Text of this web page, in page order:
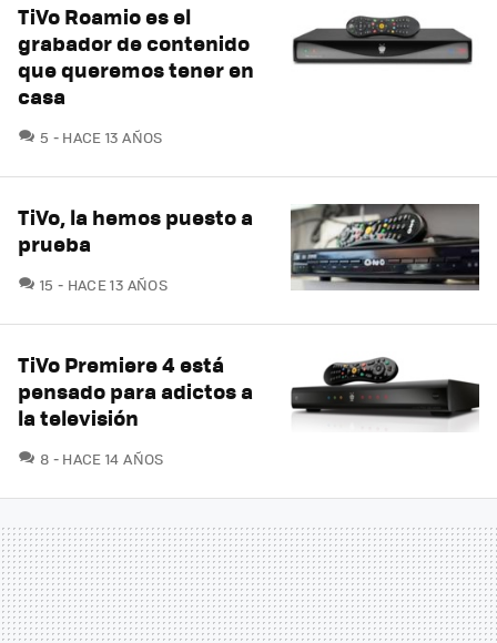
TiVo Roamio es el
grabador de contenido
que queremos tener en
casa
5 COMENTARIOS
HACE 13 AÑOS
TiVo, la hemos puesto a
prueba
15 COMENTARIOS
HACE 13 AÑOS
TiVo Premiere 4 está
pensado para adictos a
la televisión
8 COMENTARIOS
HACE 14 AÑOS